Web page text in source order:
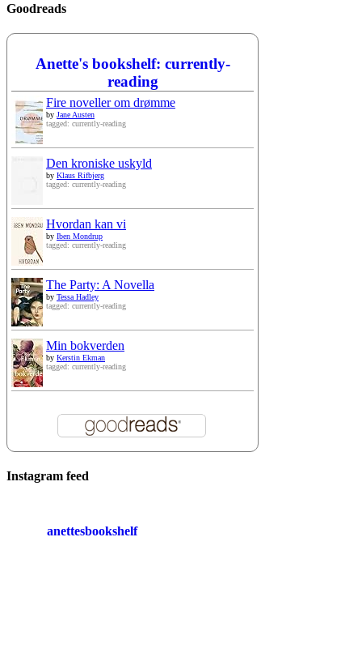
Goodreads
Anette's bookshelf: currently-
reading
Fire noveller om drømme
by Jane Austen
tagged: currently-reading
Den kroniske uskyld
by Klaus Rifbjerg
tagged: currently-reading
Hvordan kan vi
by Iben Mondrup
tagged: currently-reading
The Party: A Novella
by Tessa Hadley
tagged: currently-reading
Min bokverden
by Kerstin Ekman
tagged: currently-reading
Instagram feed
anettesbookshelf